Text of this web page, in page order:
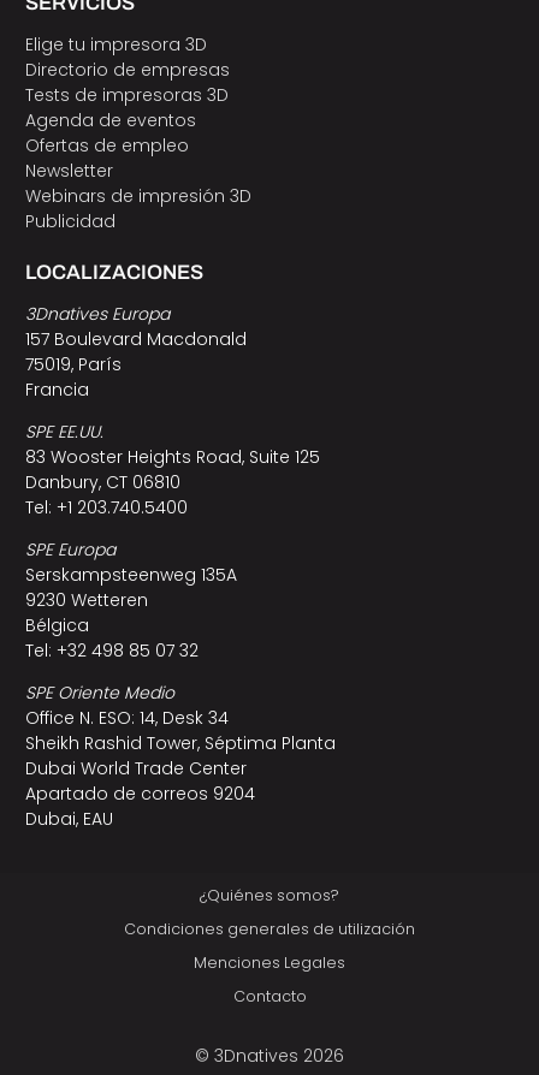
Elige tu impresora 3D
Directorio de empresas
Tests de impresoras 3D
Agenda de eventos
Ofertas de empleo
Newsletter
Webinars de impresión 3D
Publicidad
LOCALIZACIONES
3Dnatives Europa
157 Boulevard Macdonald
75019, París
Francia
SPE EE.UU.
83 Wooster Heights Road, Suite 125
Danbury, CT 06810
Tel: +1 203.740.5400
SPE Europa
Serskampsteenweg 135A
9230 Wetteren
Bélgica
Tel: +32 498 85 07 32
SPE Oriente Medio
Office N. ESO: 14, Desk 34
Sheikh Rashid Tower, Séptima Planta
Dubai World Trade Center
Apartado de correos 9204
Dubai, EAU
¿Quiénes somos?
Condiciones generales de utilización
Menciones Legales
Contacto
© 3Dnatives 2026